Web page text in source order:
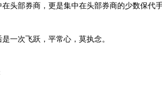
头部券商，更是集中在头部券商的少数保代
一次飞跃，平常心，莫执念。​